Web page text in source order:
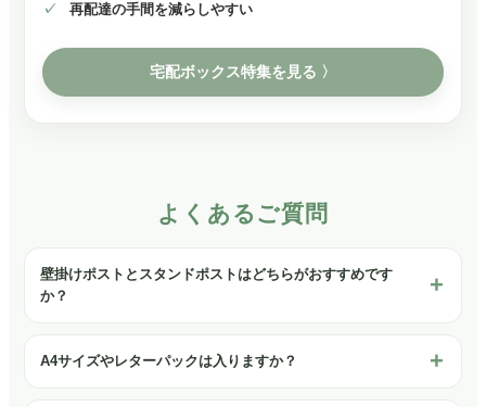
再配達の手間を減らしやすい
宅配ボックス特集を見る
よくあるご質問
壁掛けポストとスタンドポストはどちらがおすすめです
か？
A4サイズやレターパックは入りますか？